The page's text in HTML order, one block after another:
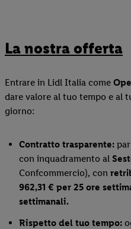
La nostra offerta
Entrare in Lidl Italia come
dare valore al tuo tempo e al
giorno:
Contratto trasparente:
con inquadramento al
Confcommercio), con
962,31 € per 25 ore
settimanali.
Rispetto del tuo tempo: